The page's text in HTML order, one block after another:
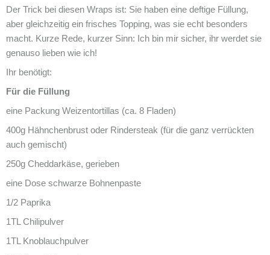
Der Trick bei diesen Wraps ist: Sie haben eine deftige Füllung,
aber gleichzeitig ein frisches Topping, was sie echt besonders
macht. Kurze Rede, kurzer Sinn: Ich bin mir sicher, ihr werdet sie
genauso lieben wie ich!
Ihr benötigt:
Für die Füllung
eine Packung Weizentortillas (ca. 8 Fladen)
400g Hähnchenbrust oder Rindersteak (für die ganz verrückten
auch gemischt)
250g Cheddarkäse, gerieben
eine Dose schwarze Bohnenpaste
1/2 Paprika
1TL Chilipulver
1TL Knoblauchpulver